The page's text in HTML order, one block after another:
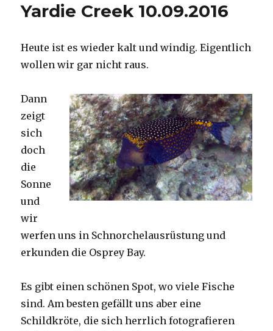
Yardie Creek 10.09.2016
Heute ist es wieder kalt und windig. Eigentlich
wollen wir gar nicht raus.
Dann
zeigt
sich
doch
die
Sonne
und
wir
werfen uns in Schnorchelausrüstung und
erkunden die Osprey Bay.
Es gibt einen schönen Spot, wo viele Fische
sind. Am besten gefällt uns aber eine
Schildkröte, die sich herrlich fotografieren